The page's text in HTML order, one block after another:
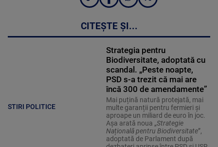
CITEȘTE ȘI...
STIRI POLITICE
Strategia pentru
Biodiversitate, adoptată cu
scandal. „Peste noapte,
PSD s-a trezit că mai are
încă 300 de amendamente”
Mai puțină natură protejată, mai
multe garanții pentru fermieri și
aproape un miliard de euro în joc.
Așa arată noua „Strategie
Națională pentru Biodiversitate”,
adoptată de Parlament după